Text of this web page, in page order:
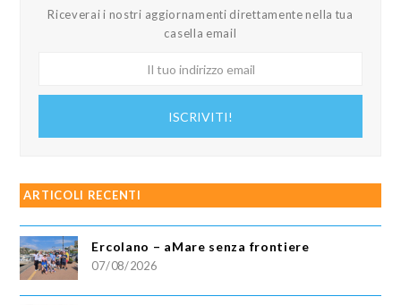
Riceverai i nostri aggiornamenti direttamente nella tua
casella email
ISCRIVITI!
ARTICOLI RECENTI
Ercolano – aMare senza frontiere
07/08/2026